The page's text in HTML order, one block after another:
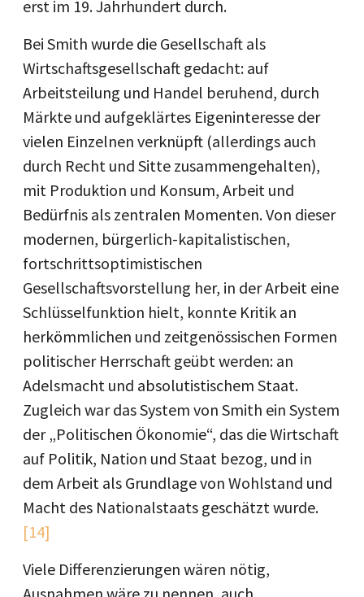
erst im 19. Jahrhundert durch.
Bei Smith wurde die Gesellschaft als
Wirtschaftsgesellschaft gedacht: auf
Arbeitsteilung und Handel beruhend, durch
Märkte und aufgeklärtes Eigeninteresse der
vielen Einzelnen verknüpft (allerdings auch
durch Recht und Sitte zusammengehalten),
mit Produktion und Konsum, Arbeit und
Bedürfnis als zentralen Momenten. Von dieser
modernen, bürgerlich-kapitalistischen,
fortschrittsoptimistischen
Gesellschaftsvorstellung her, in der Arbeit eine
Schlüsselfunktion hielt, konnte Kritik an
herkömmlichen und zeitgenössischen Formen
politischer Herrschaft geübt werden: an
Adelsmacht und absolutistischem Staat.
Zugleich war das System von Smith ein System
der „Politischen Ökonomie“, das die Wirtschaft
auf Politik, Nation und Staat bezog, und in
dem Arbeit als Grundlage von Wohlstand und
Macht des Nationalstaats geschätzt wurde.
[14]
Viele Differenzierungen wären nötig,